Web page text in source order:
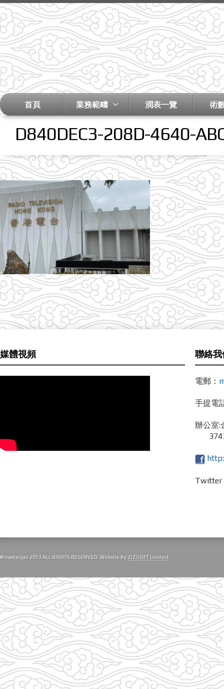
首頁 業務範疇 潤表一覽 術
D840DEC3-208D-4640-
媒體視頻 聯絡我
電郵：
手提電
辦公室:
© masteryau 2013 ALL RIGHTS RESERVED. Website By ZIZSOFT Limited